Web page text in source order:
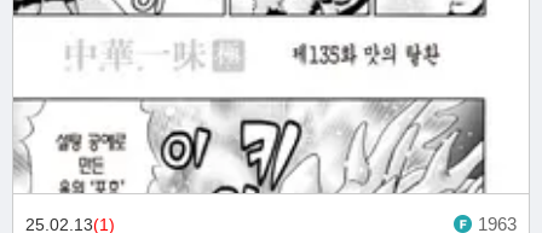
25.02.13(1) 1963